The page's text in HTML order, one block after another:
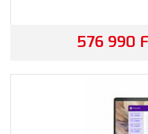
Professional, 3 év
576 990